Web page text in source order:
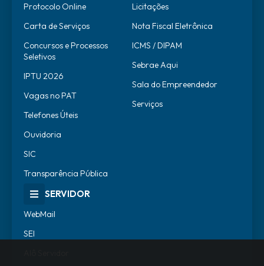
Protocolo Online
Carta de Serviços
Concursos e Processos
Seletivos
IPTU 2026
Vagas no PAT
Telefones Úteis
Ouvidoria
SIC
Transparência Pública
Licitações
Nota Fiscal Eletrônica
ICMS / DIPAM
Sebrae Aqui
Sala do Empreendedor
Serviços
SERVIDOR
WebMail
SEI